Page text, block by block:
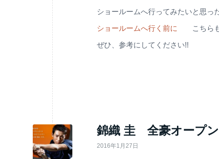
ショールームへ行ってみたいと思っ
ショールームへ行く前に
こちらも
ぜひ、参考にしてください!!
錦織 圭 全豪オープン
2016年1月27日